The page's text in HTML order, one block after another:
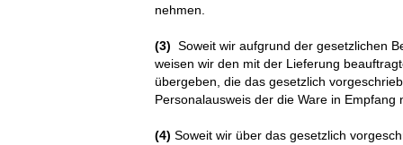
nehmen.
(3) Soweit wir aufgrund der gesetzlichen
weisen wir den mit der Lieferung
übergeben, die das gesetzlich
Personalausweis der die Ware in
(4) Soweit wir über das gesetzlich